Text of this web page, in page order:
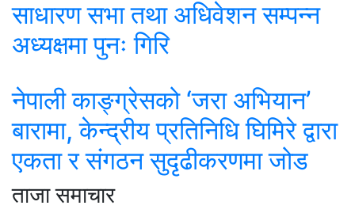
साधारण सभा तथा अधिवेशन सम्पन्न
अध्यक्षमा पुनः गिरि
नेपाली काङ्ग्रेसको ‘जरा अभियान’
बारामा, केन्द्रीय प्रतिनिधि घिमिरे द्वारा
एकता र संगठन सुदृढीकरणमा जोड
ताजा समाचार